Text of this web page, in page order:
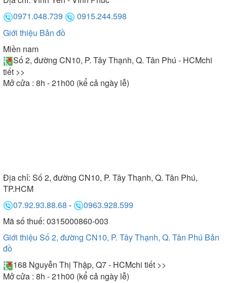
0971.048.739
0915.244.598
Giới thiệu Bản đồ
Miền nam
Số 2, đường CN10, P. Tây Thạnh, Q. Tân Phú - HCMchi
tiết >>
Mở cửa : 8h - 21h00 (kể cả ngày lễ)
Địa chỉ: Số 2, đường CN10, P. Tây Thạnh, Q. Tân Phú,
TP.HCM
07.92.93.88.68 -
0963.928.599
Mã số thuế: 0315000860-003
Giới thiệu Số 2, đường CN10, P. Tây Thạnh, Q. Tân Phú Bản
đồ
168 Nguyễn Thị Thập, Q7 - HCMchi tiết >>
Mở cửa : 8h - 21h00 (kể cả ngày lễ)